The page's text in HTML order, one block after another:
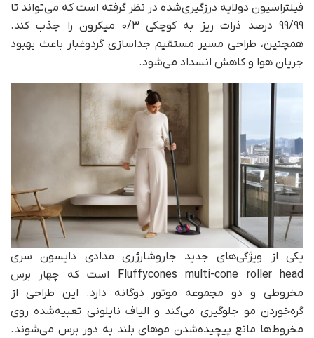
فیلتراسیون دولایه درزگیری‌شده در نظر گرفته است که می‌تواند تا
۹۹/۹۹ درصد ذرات ریز به کوچکی ۰/۳ میکرون را جذب کند.
همچنین، طراحی مسیر مستقیم جداسازی گردوغبار باعث بهبود
جریان هوا و کاهش انسداد می‌شود.
یکی از ویژگی‌های جدید جاروشارژری مدادی دایسون سری
Fluffycones multi-cone roller head است که چهار برس
مخروطی و دو مجموعه موتور دوگانه دارد. این طراحی از
گره‌خوردن مو جلوگیری می‌کند و الیاف نایلونی تعبیه‌شده روی
مخروط‌ها مانع پیچیده‌شدن موهای بلند به دور برس می‌شوند.